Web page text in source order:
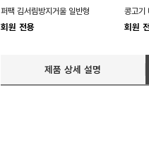
퍼팩 김서림방지거울 일반형
회원 전용
콩고
회원
제품 상세 설명